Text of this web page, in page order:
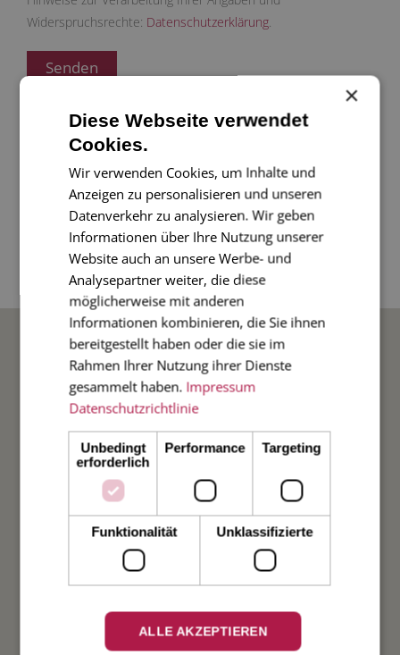
Widerspruchsrechte: Datenschutzerklärung.
Bitte vereinbaren Sie einen Termin:
+49 (5422) 46331-0
Rabe von Pappenheim Druck GmbH
Heger Str. 19
49074 Osnabrück
info@von-pappenheim-druck.de
www.von-pappenheim-druck.de
BELIEBTE ANLÄSSE
Hochzeit
Weihnachten
Verlobung
×
Diese Webseite verwendet
Cookies.
Wir verwenden Cookies, um Inhalte und
Anzeigen zu personalisieren und unseren
Datenverkehr zu analysieren. Wir geben
Informationen über Ihre Nutzung unserer
Website auch an unsere Werbe- und
Analysepartner weiter, die diese
möglicherweise mit anderen
Informationen kombinieren, die Sie ihnen
bereitgestellt haben oder die sie im
Rahmen Ihrer Nutzung ihrer Dienste
gesammelt haben. Impressum
Datenschutzrichtlinie
Unbedingt
erforderlich
Performance Targeting
Funktionalität Unklassifizierte
ALLE AKZEPTIEREN